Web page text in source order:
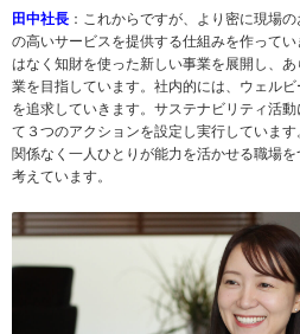
田中社長 ：これからですが、より密に現場
の高いサービスを提供する仕組みを作って
はなく知財を使った新しい事業を展開し、
業を目指しています。社内的には、ウェル
を追求していきます。サステナビリティ活
て３つのアクションを設定し実行していま
関係なく一人ひとりが能力を活かせる職場
考えています。